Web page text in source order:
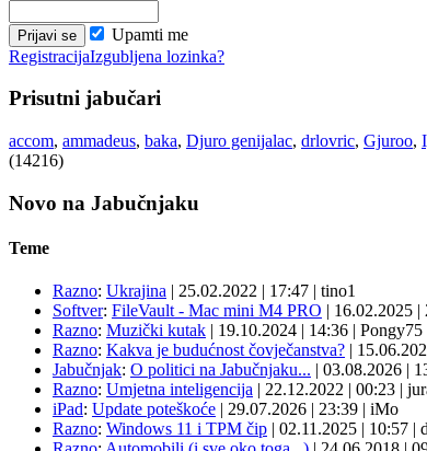
Upamti me
RegistracijaIzgubljena lozinka?
Prisutni jabučari
accom, ammadeus, baka, Djuro genijalac, drlovric, Gjuroo,
(14216)
Novo na Jabučnjaku
Teme
Razno: Ukrajina | 25.02.2022 | 17:47 | tino1
Softver: FileVault - Mac mini M4 PRO | 16.02.2025 |
Razno: Muzički kutak | 19.10.2024 | 14:36 | Pongy75
Razno: Kakva je budućnost čovječanstva? |
Jabučnjak: O politici na Jabučnjaku... | 03.08.2026 |
Razno: Umjetna inteligencija | 22.12.2022 | 00:23 |
iPad: Update poteškoće | 29.07.2026 | 23:39 | iMo
Razno: Windows 11 i TPM čip | 02.11.2025 | 10:57 |